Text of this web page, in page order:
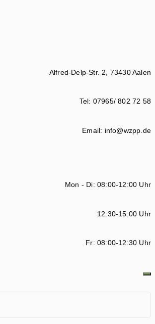
Alfred-Delp-Str. 2, 73430 Aalen
Tel: 07965/ 802 72 58
Email: info@wzpp.de
Mon - Di: 08:00-12:00 Uhr
12:30-15:00 Uhr
Fr: 08:00-12:30 Uhr